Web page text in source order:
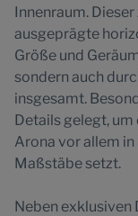
Innenraum.
ausgeprägte
Größe und
sondern auch
insgesamt.
Details gelegt, um
Arona vor allem
Maßstäbe setzt.
Neben exklusiven